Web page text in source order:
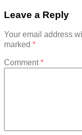
Leave a Reply
Your email address
marked *
Comment*